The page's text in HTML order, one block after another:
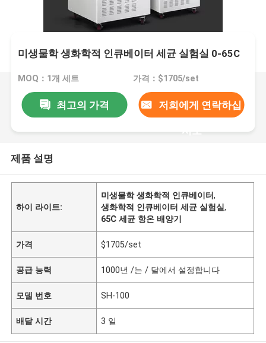
미생물학 생화학적 인큐베이터 세균 실험실 0-65C
MOQ：1개 세트 가격：$1705/set
최고의 가격 저희에게 연락하십
시오
제품 설명
하이 라이트:
미생물학 생화학적 인큐베이터,
생화학적 인큐베이터 세균 실험실,
65C 세균 항온 배양기
가격 $1705/set
공급 능력 1000년 /는 / 달에서 설정합니다
모델 번호 SH-100
배달 시간 3 일